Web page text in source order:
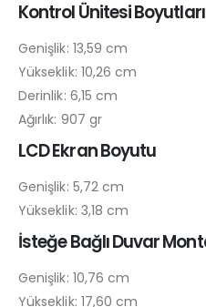
Kontrol Ünitesi Boyutları
Genişlik: 13,59 cm
Yükseklik: 10,26 cm
Derinlik: 6,15 cm
Ağırlık: 907 gr
LCD Ekran Boyutu
Genişlik: 5,72 cm
Yükseklik: 3,18 cm
İsteğe Bağlı Duvar
Genişlik: 10,76 cm
Yükseklik: 17,60 cm